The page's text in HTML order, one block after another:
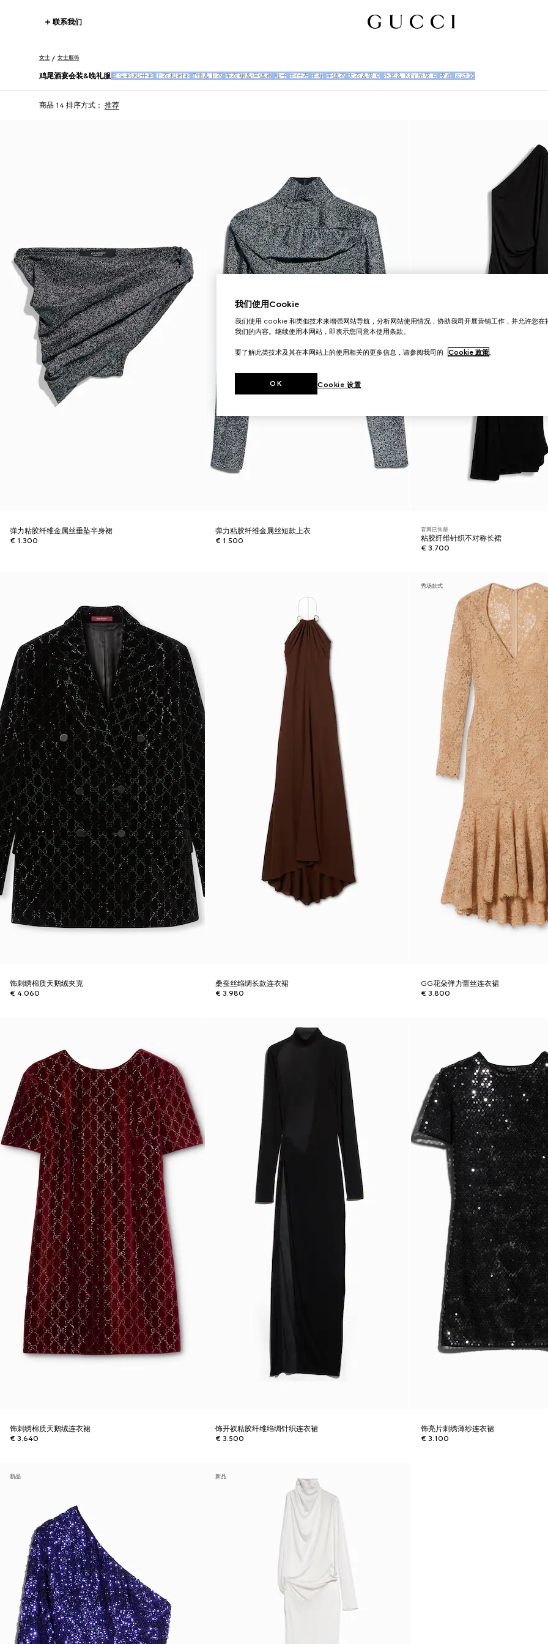
联系我们
女士 女士服饰
鸡尾酒宴会装&晚礼服 套头衫和开衫 上衣和衬衫 T恤&卫衣 连衣裙&连体裤 裤子 牛仔布 半裙 连体衣 大衣&夹克 外套&飞行员夹克 皮革 运动装
商品 14 排序方式： 推荐
弹力粘胶纤维金属丝垂坠半身裙
€ 1.300
弹力粘胶纤维金属丝短款上衣
€ 1.500
官网已售罄
粘胶纤维针织不对称长裙
€ 3.700
饰刺绣棉质天鹅绒夹克
€ 4.060
桑蚕丝绉绸长款连衣裙
€ 3.980
秀场款式
GG花朵弹力蕾丝连衣裙
€ 3.800
饰刺绣棉质天鹅绒连衣裙
€ 3.640
饰开衩粘胶纤维绉绸针织连衣裙
€ 3.500
饰亮片刺绣薄纱连衣裙
€ 3.100
新品 新品
我们使用Cookie
我们使用 cookie 和类似技术来增强网站导航，分析网站使用情况，协助我司开展营销工作，并允许您在
我们的内容。继续使用本网站，即表示您同意本使用条款。
要了解此类技术及其在本网站上的使用相关的更多信息，请参阅我司的 Cookie 政策。
Cookie 设置
OK